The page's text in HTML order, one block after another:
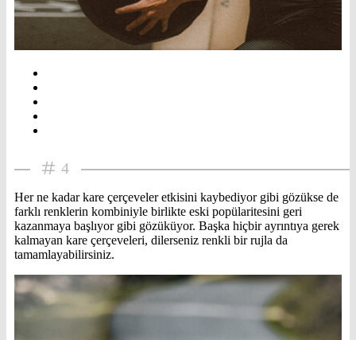
4
Her ne kadar kare çerçeveler etkisini kaybediyor gibi gözükse de
farklı renklerin kombiniyle birlikte eski popülaritesini geri
kazanmaya başlıyor gibi gözüküyor. Başka hiçbir ayrıntıya gerek
kalmayan kare çerçeveleri, dilerseniz renkli bir rujla da
tamamlayabilirsiniz.